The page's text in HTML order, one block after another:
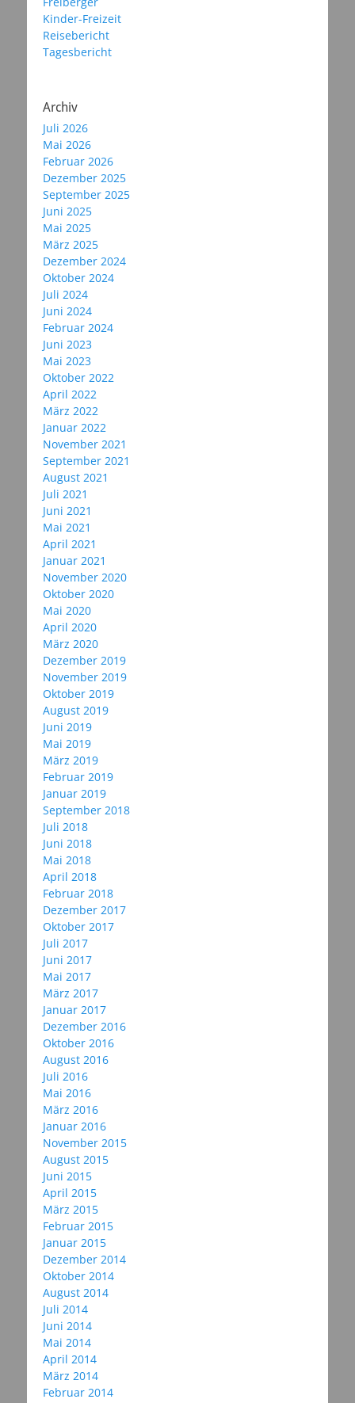
Kinder-Freizeit
Reisebericht
Tagesbericht
Archiv
Juli 2026
Mai 2026
Februar 2026
Dezember 2025
September 2025
Juni 2025
Mai 2025
März 2025
Dezember 2024
Oktober 2024
Juli 2024
Juni 2024
Februar 2024
Juni 2023
Mai 2023
Oktober 2022
April 2022
März 2022
Januar 2022
November 2021
September 2021
August 2021
Juli 2021
Juni 2021
Mai 2021
April 2021
Januar 2021
November 2020
Oktober 2020
Mai 2020
April 2020
März 2020
Dezember 2019
November 2019
Oktober 2019
August 2019
Juni 2019
Mai 2019
März 2019
Februar 2019
Januar 2019
September 2018
Juli 2018
Juni 2018
Mai 2018
April 2018
Februar 2018
Dezember 2017
Oktober 2017
Juli 2017
Juni 2017
Mai 2017
März 2017
Januar 2017
Dezember 2016
Oktober 2016
August 2016
Juli 2016
Mai 2016
März 2016
Januar 2016
November 2015
August 2015
Juni 2015
April 2015
März 2015
Februar 2015
Januar 2015
Dezember 2014
Oktober 2014
August 2014
Juli 2014
Juni 2014
Mai 2014
April 2014
März 2014
Februar 2014